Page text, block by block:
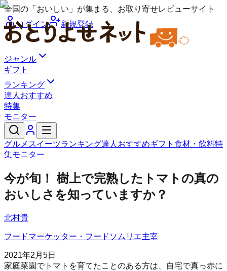
全国の「おいしい」が集まる、お取り寄せレビューサイト
ログイン
新規登録
ジャンル
ギフト
ランキング
達人おすすめ
特集
モニター
グルメ スイーツランキング達人おすすめギフト 食材・飲料特
集モニター
今が旬！ 樹上で完熟したトマトの真の
おいしさを知っていますか？
北村貴
フードマーケッター・フードソムリエ主宰
2021年2月5日
家庭菜園でトマトを育てたことのある方は、自宅で真っ赤に